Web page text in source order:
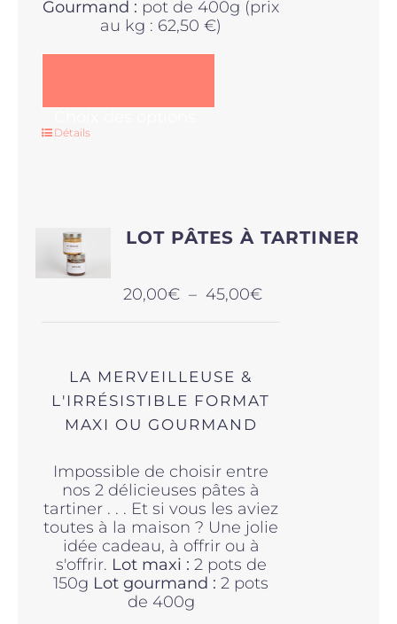
Gourmand : pot de 400g (prix
au kg : 62,50 €)
options
peuvent
choisies
sur
la
produit
Détails
LOT PÂTES À TARTINER
20,00€ – 45,00€Plage
LA MERVEILLEUSE &
L'IRRÉSISTIBLE FORMAT
MAXI OU GOURMAND
Impossible de choisir entre
nos 2 délicieuses pâtes à
tartiner . . . Et si vous les aviez
toutes à la maison ? Une jolie
idée cadeau, à offrir ou à
s'offrir. Lot maxi : 2 pots de
150g Lot gourmand : 2 pots
de 400g